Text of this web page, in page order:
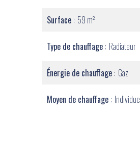
Surface 59 m²
Type de chauffage Radiateur
Énergie de chauffage Gaz
Moyen de chauffage